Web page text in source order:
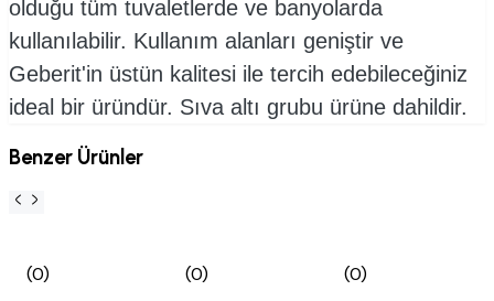
olduğu tüm tuvaletlerde ve banyolarda
kullanılabilir. Kullanım alanları geniştir ve
Geberit'in üstün kalitesi ile tercih edebileceğiniz
ideal bir üründür. Sıva altı grubu ürüne dahildir.
Benzer Ürünler
(0)
(0)
(0)